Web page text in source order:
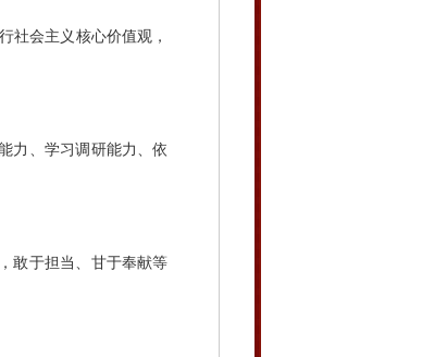
社会主义核心价值观，
力、学习调研能力、依
敢于担当、甘于奉献等